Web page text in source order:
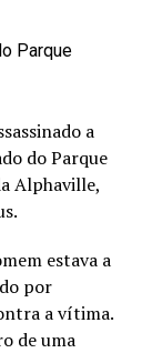
a
do Parque
Alphaville,
estava a
por
a vítima.
de uma